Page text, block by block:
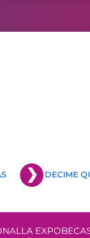
DECIME
LA EXPO